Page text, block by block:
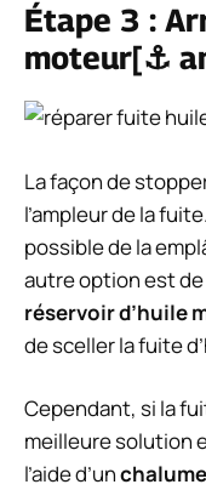
Étape 3 :
moteur[⚓
La façon de
l’ampleur de la
possible de la
autre option est
réservoir d’huile
de sceller la fuite
Cependant, si la
meilleure solution
l’aide d’un